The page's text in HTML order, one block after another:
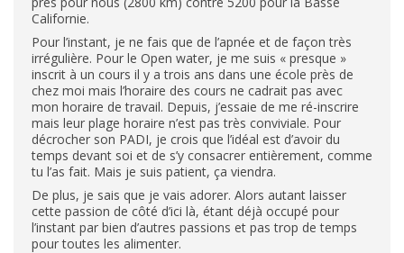
Californie.
Pour l’instant, je ne fais que de l’apnée et de façon très
irrégulière. Pour le Open water, je me suis « presque »
inscrit à un cours il y a trois ans dans une école près de
chez moi mais l’horaire des cours ne cadrait pas avec
mon horaire de travail. Depuis, j’essaie de me ré-inscrire
mais leur plage horaire n’est pas très conviviale. Pour
décrocher son PADI, je crois que l’idéal est d’avoir du
temps devant soi et de s’y consacrer entièrement, comme
tu l’as fait. Mais je suis patient, ça viendra.
De plus, je sais que je vais adorer. Alors autant laisser
cette passion de côté d’ici là, étant déjà occupé pour
l’instant par bien d’autres passions et pas trop de temps
pour toutes les alimenter.